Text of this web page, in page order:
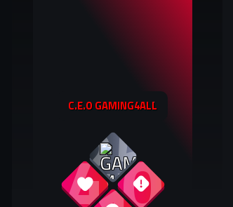
C.E.O GAMING4ALL
25